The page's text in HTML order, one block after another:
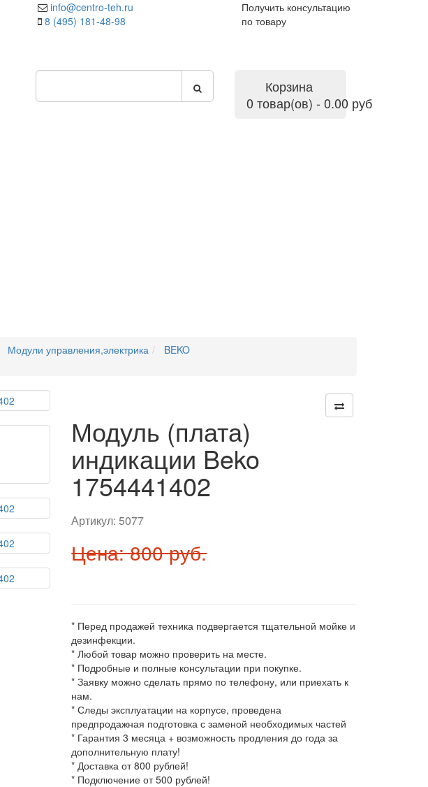
info@centro-teh.ru
8 (495) 181-48-98
Получить консультацию
по товару
Корзина
0 товар(ов) - 0.00 руб
Модули управления,электрика
BEKO
Модуль (плата)
индикации Beko
1754441402
Артикул:5077
Цена: 800 руб.
* Перед продажей техника подвергается тщательной мойке и
дезинфекции.
* Любой товар можно проверить на месте.
* Подробные и полные консультации при покупке.
* Заявку можно сделать прямо по телефону, или приехать к
нам.
* Следы эксплуатации на корпусе, проведена
предпродажная подготовка с заменой необходимых частей
* Гарантия 3 месяца + возможность продления до года за
дополнительную плату!
* Доставка от 800 рублей!
* Подключение от 500 рублей!